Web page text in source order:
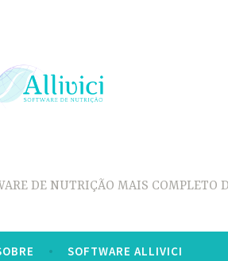
DE NUTRIÇÃO MAIS COMPLETO
SOFTWARE ALLIVICI